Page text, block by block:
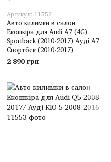
Артикул: 11552
Авто килимки в салон
Екошкіра для Audi A7 (4G)
Sportback (2010-2017) Ауді А7
Спортбек (2010-2017)
2 890 грн